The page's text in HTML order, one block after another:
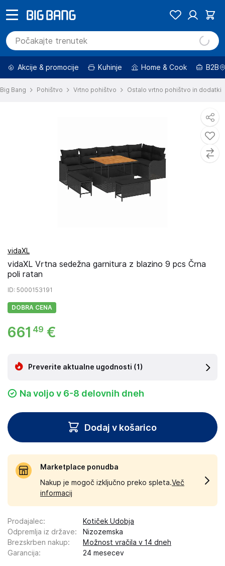
Akcije & promocije Kuhinje Home & Cook B2B
Big Bang Pohištvo Vrtno pohištvo Ostalo vrtno pohištvo in dodatki
vidaXL
vidaXL Vrtna sedežna garnitura z blazino 9 pcs Črna
poli ratan
ID: 5000153191
DOBRA CENA
661 49 €
Preverite aktualne ugodnosti (1)
Na voljo v 6-8 delovnih dneh
Dodaj v košarico
Marketplace ponudba
Nakup je mogoč izključno preko spleta.Več
informacij
Prodajalec:
Kotiček Udobja
Odpremlja iz države:
Nizozemska
Brezskrben nakup:
Možnost vračila v 14 dneh
Garancija: 24 mesecev